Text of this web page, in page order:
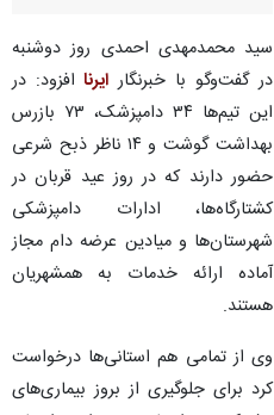
سید محمدمهدی احمدی روز دوشنبه
در گفت‌وگو با خبرنگار ایرنا افزود: در
این تیم‌ها ۳۴ دامپزشک، ۷۳ بازرس
بهداشت گوشت و ۱۴ ناظر ذبح شرعی
حضور دارند که در روز عید قربان در
کشتارگاه‌ها، ادارات دامپزشکی
شهرستان‌ها و میادین عرضه دام مجاز
آماده ارائه خدمات به همشهریان
هستند.
وی از تمامی هم استانی‌ها درخواست
کرد برای جلوگیری از بروز بیماری‌های